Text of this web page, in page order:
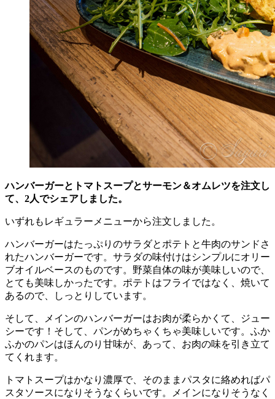
ハンバーガーとトマトスープとサーモン＆オムレツを注文し
て、2人でシェアしました。
いずれもレギュラーメニューから注文しました。
ハンバーガーはたっぷりのサラダとポテトと牛肉のサンドさ
れたハンバーガーです。サラダの味付けはシンプルにオリー
ブオイルベースのものです。野菜自体の味が美味しいので、
とても美味しかったです。ポテトはフライではなく、焼いて
あるので、しっとりしています。
そして、メインのハンバーガーはお肉が柔らかくて、ジュー
シーです！そして、パンがめちゃくちゃ美味しいです。ふか
ふかのパンはほんのり甘味が、あって、お肉の味を引き立て
てくれます。
トマトスープはかなり濃厚で、そのままパスタに絡めればパ
スタソースになりそうなくらいです。メインになりそうなく